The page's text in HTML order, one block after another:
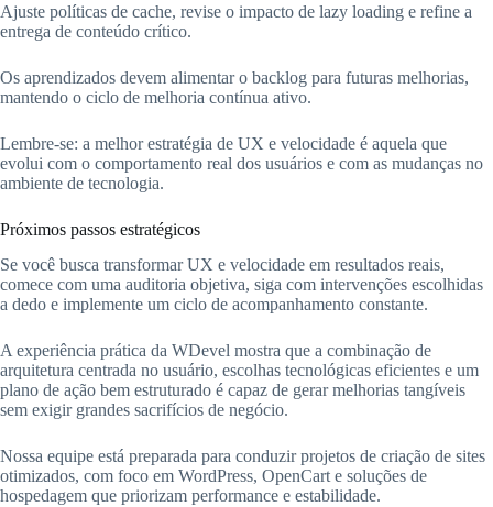
Ajuste políticas de cache, revise o impacto de lazy loading e refine a
entrega de conteúdo crítico.
Os aprendizados devem alimentar o backlog para futuras melhorias,
mantendo o ciclo de melhoria contínua ativo.
Lembre-se: a melhor estratégia de UX e velocidade é aquela que
evolui com o comportamento real dos usuários e com as mudanças no
ambiente de tecnologia.
Próximos passos estratégicos
Se você busca transformar UX e velocidade em resultados reais,
comece com uma auditoria objetiva, siga com intervenções escolhidas
a dedo e implemente um ciclo de acompanhamento constante.
A experiência prática da WDevel mostra que a combinação de
arquitetura centrada no usuário, escolhas tecnológicas eficientes e um
plano de ação bem estruturado é capaz de gerar melhorias tangíveis
sem exigir grandes sacrifícios de negócio.
Nossa equipe está preparada para conduzir projetos de criação de sites
otimizados, com foco em WordPress, OpenCart e soluções de
hospedagem que priorizam performance e estabilidade.